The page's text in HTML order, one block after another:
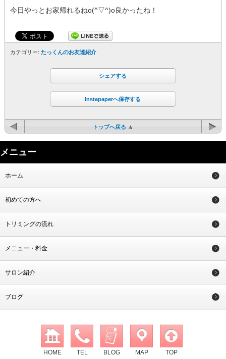
今日やっとお家帰れるねo(^▽^)o良かったね！
カテゴリー: たっくんのお友達紹介
シェアする
Instapaperへ保存する
トップへ戻る
メニュー
ホーム
初めての方へ
トリミングの流れ
メニュー・料金
サロン紹介
ブログ
HOME TEL BLOG MAP TOP